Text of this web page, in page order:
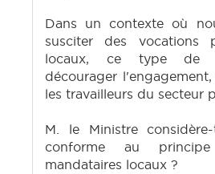
Dans un contexte où
susciter des vocations
locaux, ce type de
décourager
les travailleurs du secteur
M. le Ministre
conforme au
mandataires locaux ?